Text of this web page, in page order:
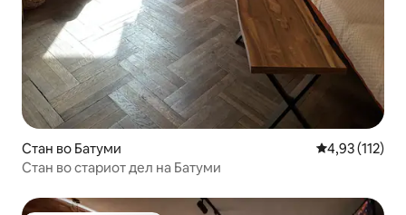
Стан во Батуми Просечна
4,93 (112)
Стан во стариот дел на Батуми